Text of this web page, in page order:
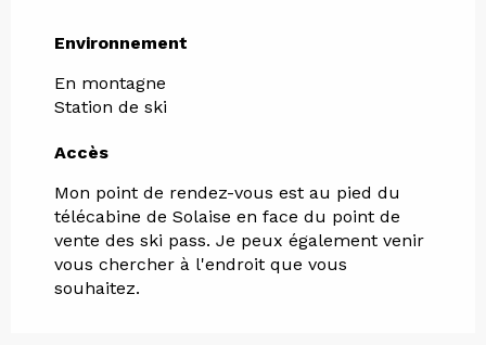
Environnement
Environnement
En montagne
Station de ski
Accès
Accès
Mon point de rendez-vous est au pied du
télécabine de Solaise en face du point de
vente des ski pass. Je peux également venir
vous chercher à l'endroit que vous
souhaitez.